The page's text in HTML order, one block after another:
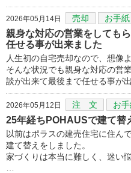
2026年05月14日 売却 お手紙
親身な対応の営業をしても
任せる事が出来ました
人生初の自宅売却なので、想像
そんな状況でも親身な対応の営
談が出来て最後まで任せる事が
2026年05月12日 注 文 お
25年経ちPOHAUSで建て替
以前はポラスの建売住宅に住ん
建て替えをしました。
家づくりは本当に難しく、迷い